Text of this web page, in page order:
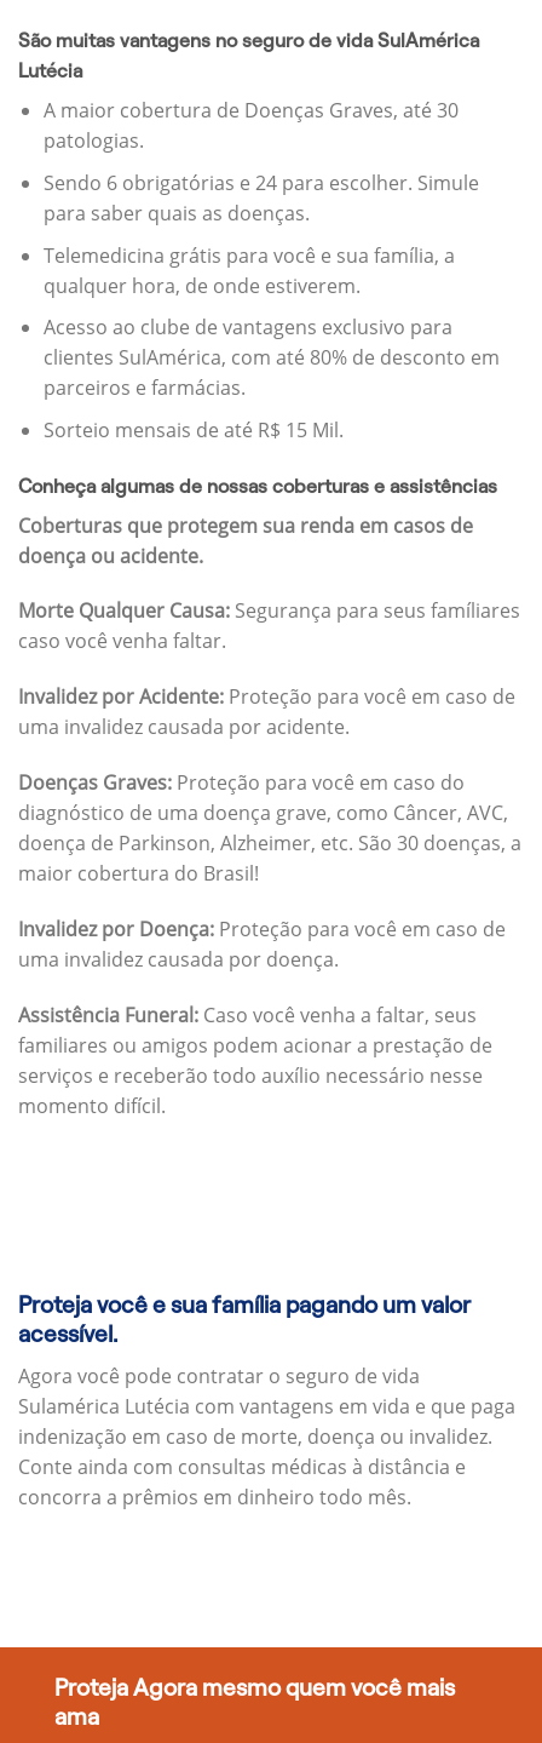
São muitas vantagens no seguro de vida SulAmérica
Lutécia
A maior cobertura de Doenças Graves, até 30
patologias.
Sendo 6 obrigatórias e 24 para escolher. Simule
para saber quais as doenças.
Telemedicina grátis para você e sua família, a
qualquer hora, de onde estiverem.
Acesso ao clube de vantagens exclusivo para
clientes SulAmérica, com até 80% de desconto em
parceiros e farmácias.
Sorteio mensais de até R$ 15 Mil.
Conheça algumas de nossas coberturas e assistências
Coberturas que protegem sua renda em casos de
doença ou acidente.
Morte Qualquer Causa: Segurança para seus famíliares
caso você venha faltar.
Invalidez por Acidente: Proteção para você em caso de
uma invalidez causada por acidente.
Doenças Graves: Proteção para você em caso do
diagnóstico de uma doença grave, como Câncer, AVC,
doença de Parkinson, Alzheimer, etc. São 30 doenças, a
maior cobertura do Brasil!
Invalidez por Doença: Proteção para você em caso de
uma invalidez causada por doença.
Assistência Funeral: Caso você venha a faltar, seus
familiares ou amigos podem acionar a prestação de
serviços e receberão todo auxílio necessário nesse
momento difícil.
Proteja você e sua família pagando um valor
acessível.
Agora você pode contratar o seguro de vida
Sulamérica Lutécia com vantagens em vida e que paga
indenização em caso de morte, doença ou invalidez.
Conte ainda com consultas médicas à distância e
concorra a prêmios em dinheiro todo mês.
Proteja Agora mesmo quem você mais
ama